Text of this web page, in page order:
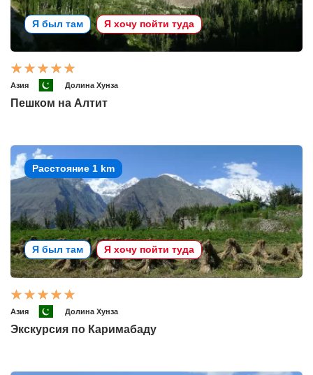
Я был там Я хочу пойти туда
Азия Долина Хунза
Пешком на Алтит
Расстояние 1 km
Я был там Я хочу пойти туда
Азия Долина Хунза
Экскурсия по Каримабаду